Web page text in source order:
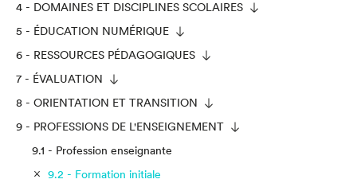
4 - DOMAINES ET DISCIPLINES SCOLAIRES
5 - ÉDUCATION NUMÉRIQUE
6 - RESSOURCES PÉDAGOGIQUES
7 - ÉVALUATION
8 - ORIENTATION ET TRANSITION
9 - PROFESSIONS DE L'ENSEIGNEMENT
9.1 - Profession enseignante
9.2 - Formation initiale